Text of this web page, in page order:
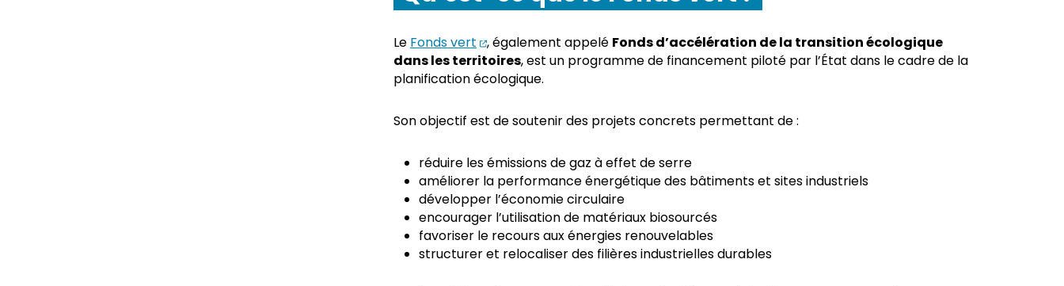
Le Fonds vert (ouverture dans un nouvel onglet)
, également appelé Fonds d’accélération de la transition écologique
dans les territoires, est un programme de financement piloté par l’État dans le cadre de la
planification écologique.
Son objectif est de soutenir des projets concrets permettant de :
réduire les émissions de gaz à effet de serre
améliorer la performance énergétique des bâtiments et sites industriels
développer l’économie circulaire
encourager l’utilisation de matériaux biosourcés
favoriser le recours aux énergies renouvelables
structurer et relocaliser des filières industrielles durables